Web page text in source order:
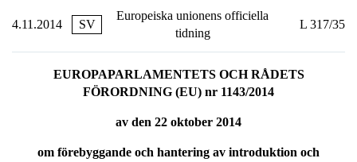
4.11.2014 SV
Europeiska unionens officiella
tidning
L 317/35
EUROPAPARLAMENTETS OCH RÅDETS
FÖRORDNING (EU) nr 1143/2014
av den 22 oktober 2014
om förebyggande och hantering av introduktion och